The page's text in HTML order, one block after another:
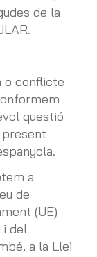
de la
o conflicte
qüestió
a
de
(UE)
i del
a la Llei